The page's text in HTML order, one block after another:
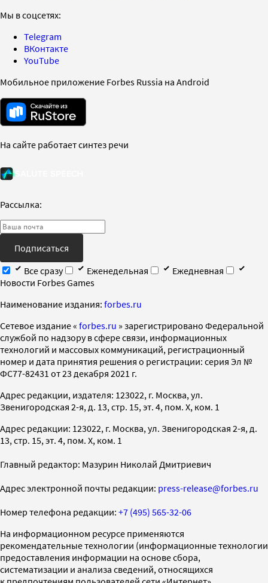
Мы в соцсетях:
Telegram
ВКонтакте
YouTube
Мобильное приложение Forbes Russia на Android
На сайте работает синтез речи
Рассылка:
Подписаться
Все сразу
Еженедельная
Ежедневная
Новости Forbes Games
Наименование издания: forbes.ru
Cетевое издание « forbes.ru » зарегистрировано Федеральной
службой по надзору в сфере связи, информационных
технологий и массовых коммуникаций, регистрационный
номер и дата принятия решения о регистрации: серия Эл №
ФС77-82431 от 23 декабря 2021 г.
Адрес редакции, издателя: 123022, г. Москва, ул.
Звенигородская 2-я, д. 13, стр. 15, эт. 4, пом. X, ком. 1
Адрес редакции: 123022, г. Москва, ул. Звенигородская 2-я, д.
13, стр. 15, эт. 4, пом. X, ком. 1
Главный редактор: Мазурин Николай Дмитриевич
Адрес электронной почты редакции: press-release@forbes.ru
Номер телефона редакции: +7 (495) 565-32-06
На информационном ресурсе применяются
рекомендательные технологии (информационные технологии
предоставления информации на основе сбора,
систематизации и анализа сведений, относящихся